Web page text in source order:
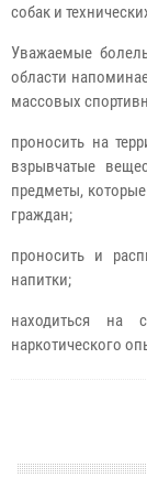
собак и
Уважаемые
области
массовых
проносить на
взрывчатые
предметы,
граждан;
проносить и
напитки;
находиться на
наркотического